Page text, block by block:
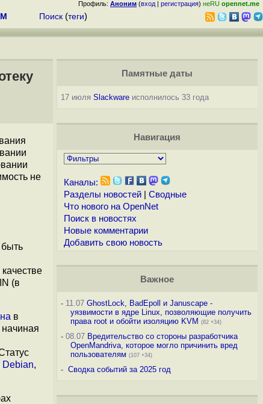
Профиль: Аноним (вход | регистрация) неRU opennet.me
Поиск (теги)
не
быть
(в
в
Debian,
Памятные даты
17 июля Slackwareисполнилось 33 года
Навигация
Каналы:
Разделы новостей| Сводные
Что нового на OpenNet
Поиск в новостях
Новые комментарии
Добавить свою новость
Важное
-11.07 GhostLock, BadEpoll и Januscape -
уязвимости в ядре Linux, позволяющие получить
права root и обойти изоляцию KVM (82 +34)
-08.07 Вредительство со стороны разработчика
OpenMandriva, которое могло причинить вред
пользователям (107 +34)
- Сводка событий за 2025 год